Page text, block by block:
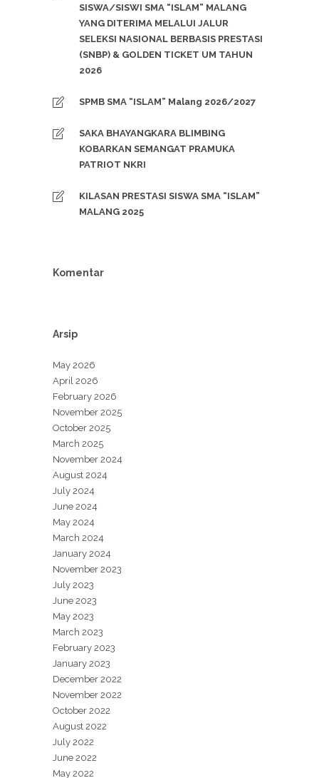
SISWA/SISWI SMA “ISLAM” MALANG
YANG DITERIMA MELALUI JALUR
SELEKSI NASIONAL BERBASIS PRESTASI
(SNBP) & GOLDEN TICKET UM TAHUN
2026
SPMB SMA “ISLAM” Malang 2026/2027
SAKA BHAYANGKARA BLIMBING
KOBARKAN SEMANGAT PRAMUKA
PATRIOT NKRI
KILASAN PRESTASI SISWA SMA “ISLAM”
MALANG 2025
Komentar
Arsip
May 2026
April 2026
February 2026
November 2025
October 2025
March 2025
November 2024
August 2024
July 2024
June 2024
May 2024
March 2024
January 2024
November 2023
July 2023
June 2023
May 2023
March 2023
February 2023
January 2023
December 2022
November 2022
October 2022
August 2022
July 2022
June 2022
May 2022